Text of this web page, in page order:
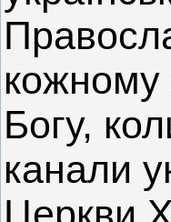
кожному
Богу,
канали